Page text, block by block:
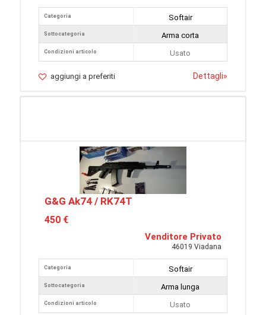
Categoria
Sottocategoria
Condizioni articolo
Softair
Arma corta
Usato
aggiungi a preferiti Dettagli»
G&G Ak74 / RK74T
450 €
Venditore Privato
46019 Viadana
Categoria
Sottocategoria
Condizioni articolo
Softair
Arma lunga
Usato